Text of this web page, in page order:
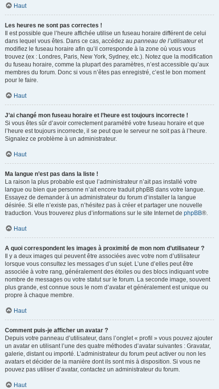
Haut
Les heures ne sont pas correctes !
Il est possible que l’heure affichée utilise un fuseau horaire différent de celui
dans lequel vous êtes. Dans ce cas, accédez au panneau de l’utilisateuret
modifiez le fuseau horaire afin qu’il corresponde à la zone où vous vous
trouvez (ex : Londres, Paris, New York, Sydney, etc.). Notez que la modification
du fuseau horaire, comme la plupart des paramètres, n’est accessible qu’aux
membres du forum. Donc si vous n’êtes pas enregistré, c’est le bon moment
pour le faire.
Haut
J’ai changé mon fuseau horaire et l’heure est toujours incorrecte !
Si vous êtes sûr d’avoir correctement paramétré votre fuseau horaire et que
l’heure est toujours incorrecte, il se peut que le serveur ne soit pas à l’heure.
Signalez ce problème à un administrateur.
Haut
Ma langue n’est pas dans la liste !
La raison la plus probable est que l’administrateur n’ait pas installé votre
langue ou bien que personne n’ait encore traduit phpBB dans votre langue.
Essayez de demander à un administrateur du forum d’installer la langue
désirée. Si elle n’existe pas, n’hésitez pas à créer et partager une nouvelle
traduction. Vous trouverez plus d’informations sur le site Internet de phpBB®.
Haut
A quoi correspondent les images à proximité de mon nom d’utilisateur ?
Il y a deux images qui peuvent être associées avec votre nom d’utilisateur
lorsque vous consultez les messages d’un sujet. L’une d’elles peut être
associée à votre rang, généralement des étoiles ou des blocs indiquant votre
nombre de messages ou votre statut sur le forum. La seconde image, souvent
plus grande, est connue sous le nom d’avatar et généralement est unique ou
propre à chaque membre.
Haut
Comment puis-je afficher un avatar ?
Depuis votre panneau d’utilisateur, dans l’onglet « profil » vous pouvez ajouter
un avatar en utilisant l’une des quatre méthodes d’avatar suivantes : Gravatar,
galerie, distant ou importé. L’administrateur du forum peut activer ou non les
avatars et décider de la manière dont ils sont mis à disposition. Si vous ne
pouvez pas utiliser d’avatar, contactez un administrateur du forum.
Haut